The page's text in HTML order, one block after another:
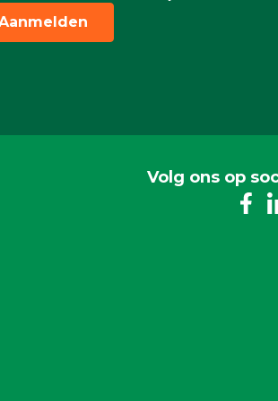
Volg ons op